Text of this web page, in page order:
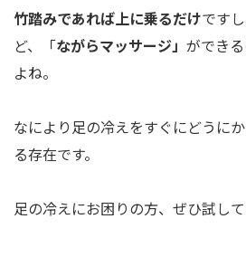
竹踏みであれば上に乗るだけです
ど、「ながらマッサージ」 ができ
よね。
なにより足の冷えをすぐにどうに
る存在です。
足の冷えにお困りの方、ぜひ試して